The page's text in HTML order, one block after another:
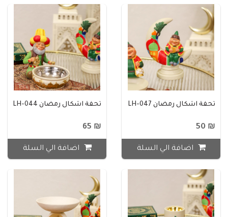
تحفة اشكال رمضان LH-047
₪ 50
اضافة الي السلة
تحفة اشكال رمضان LH-044
₪ 65
اضافة الي السلة